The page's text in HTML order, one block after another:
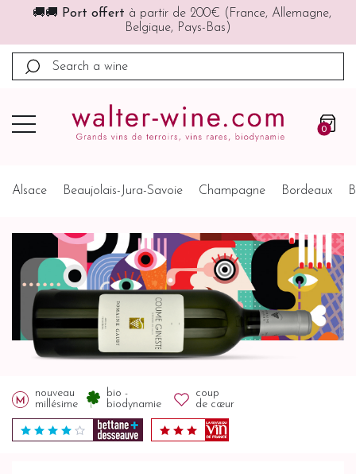
🚚🚚 Port offert à partir de 200€ (France, Allemagne,
Belgique, Pays-Bas)
0
Alsace Beaujolais-Jura-Savoie Champagne Bordeaux
nouveau
millésime
bio -
biodynamie
coup
de cœur